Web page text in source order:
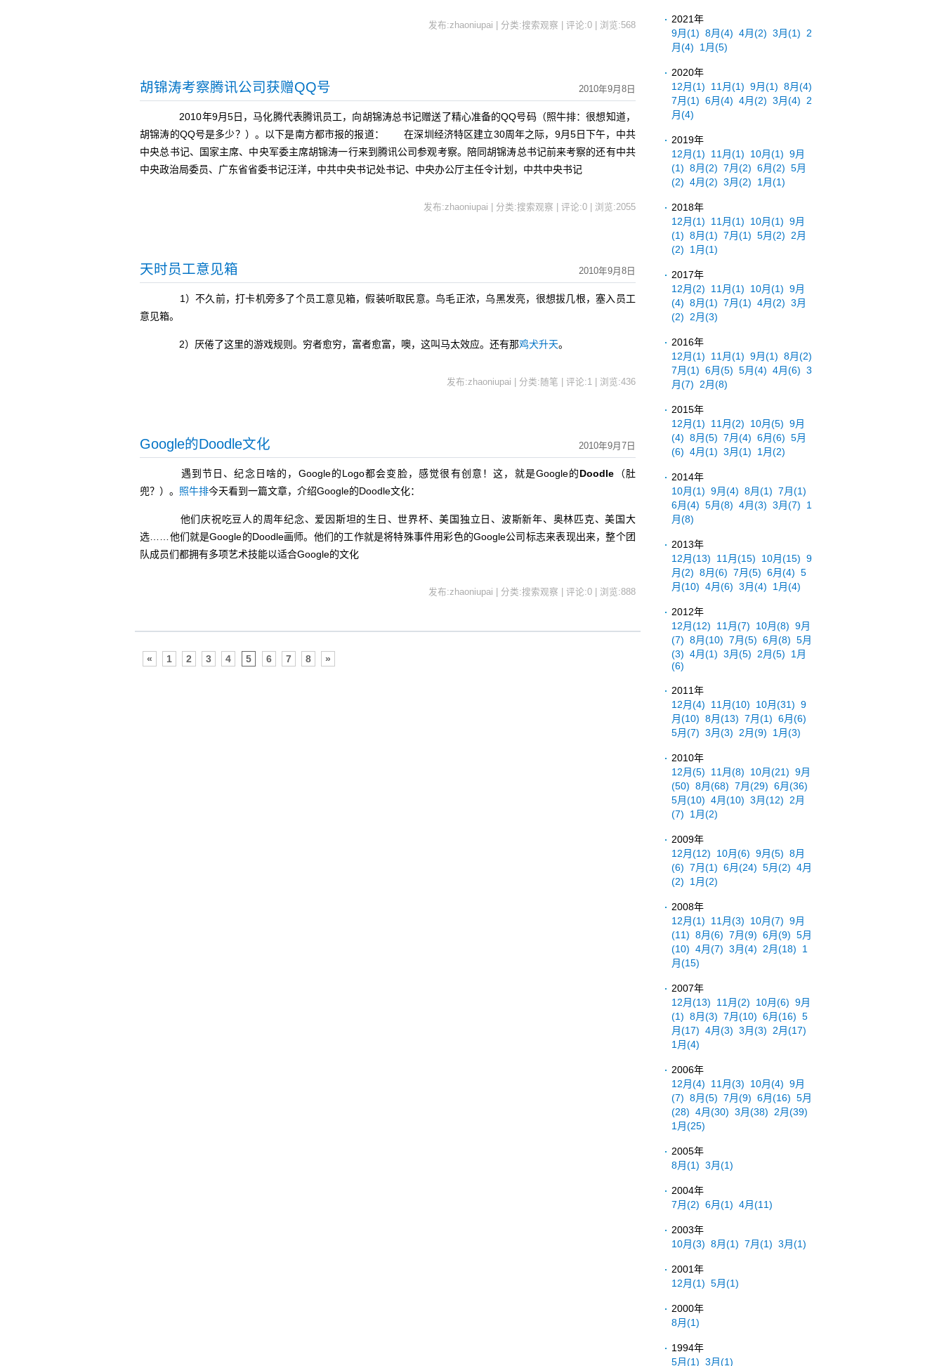
发布:zhaoniupai | 分类:搜索观察 | 评论:0 | 浏览:568
2010年9月8日
胡锦涛考察腾讯公司获赠QQ号
2010年9月5日，马化腾代表腾讯员工，向胡锦涛总书记赠送了精心准备的QQ号码（照牛排：很想知道，
胡锦涛的QQ号是多少？）。以下是南方都市报的报道： 在深圳经济特区建立30周年之际，9月5日下午，中共
中央总书记、国家主席、中央军委主席胡锦涛一行来到腾讯公司参观考察。陪同胡锦涛总书记前来考察的还有中共
中央政治局委员、广东省省委书记汪洋，中共中央书记处书记、中央办公厅主任令计划，中共中央书记
发布:zhaoniupai | 分类:搜索观察 | 评论:0 | 浏览:2055
2010年9月8日
天时员工意见箱
1）不久前，打卡机旁多了个员工意见箱，假装听取民意。鸟毛正浓，乌黑发亮，很想拔几根，塞入员工
意见箱。
2）厌倦了这里的游戏规则。穷者愈穷，富者愈富，噢，这叫马太效应。还有那鸡犬升天。
发布:zhaoniupai | 分类:随笔 | 评论:1 | 浏览:436
2010年9月7日
Google的Doodle文化
遇到节日、纪念日啥的，Google的Logo都会变脸，感觉很有创意！这，就是Google的Doodle （肚
兜？）。 照牛排今天看到一篇文章，介绍Google的Doodle文化：
他们庆祝吃豆人的周年纪念、爱因斯坦的生日、世界杯、美国独立日、波斯新年、奥林匹克、美国大
选……他们就是Google的Doodle画师。他们的工作就是将特殊事件用彩色的Google公司标志来表现出来，整个团
队成员们都拥有多项艺术技能以适合Google的文化
发布:zhaoniupai | 分类:搜索观察 | 评论:0 | 浏览:888
« 1 2 3 4 5 6 7 8 »
2021年
9月(1) 8月(4) 4月(2) 3月(1)
2
月(4) 1月(5)
2020年
12月(1) 11月(1) 9月(1) 8月(4)
7月(1) 6月(4) 4月(2) 3月(4)
2
月(4)
2019年
12月(1) 11月(1) 10月(1) 9月
(1) 8月(2) 7月(2) 6月(2) 5月
(2) 4月(2) 3月(2) 1月(1)
2018年
12月(1) 11月(1) 10月(1) 9月
(1) 8月(1) 7月(1) 5月(2)
2月
(2)
1月(1)
2017年
12月(2) 11月(1) 10月(1) 9月
(4) 8月(1) 7月(1) 4月(2) 3月
(2)
2月(3)
2016年
12月(1) 11月(1) 9月(1) 8月(2)
7月(1) 6月(5) 5月(4) 4月(6) 3
月(7) 2月(8)
2015年
12月(1) 11月(2) 10月(5) 9月
(4) 8月(5) 7月(4) 6月(6) 5月
(6) 4月(1) 3月(1) 1月(2)
2014年
10月(1) 9月(4) 8月(1) 7月(1)
6月(4) 5月(8) 4月(3) 3月(7)
1
月(8)
2013年
12月(13) 11月(15) 10月(15) 9
月(2) 8月(6) 7月(5) 6月(4) 5
月(10) 4月(6) 3月(4) 1月(4)
2012年
12月(12) 11月(7) 10月(8) 9月
(7) 8月(10) 7月(5) 6月(8) 5月
(3) 4月(1) 3月(5) 2月(5)
1月
(6)
2011年
12月(4) 11月(10) 10月(31) 9
月(10) 8月(13) 7月(1) 6月(6)
5月(7) 3月(3) 2月(9) 1月(3)
2010年
12月(5) 11月(8) 10月(21) 9月
(50) 8月(68) 7月(29) 6月(36)
5月(10) 4月(10) 3月(12)
2月
(7)
1月(2)
2009年
12月(12) 10月(6) 9月(5) 8月
(6) 7月(1) 6月(24) 5月(2) 4月
(2)
1月(2)
2008年
12月(1) 11月(3) 10月(7) 9月
(11) 8月(6) 7月(9) 6月(9) 5月
(10) 4月(7) 3月(4) 2月(18)
1
月(15)
2007年
12月(13) 11月(2) 10月(6) 9月
(1) 8月(3) 7月(10) 6月(16) 5
月(17) 4月(3) 3月(3) 2月(17)
1月(4)
2006年
12月(4) 11月(3) 10月(4) 9月
(7) 8月(5) 7月(9) 6月(16) 5月
(28) 4月(30) 3月(38) 2月(39)
1月(25)
2005年
8月(1) 3月(1)
2004年
7月(2) 6月(1) 4月(11)
2003年
10月(3) 8月(1) 7月(1) 3月(1)
2001年
12月(1) 5月(1)
2000年
8月(1)
1994年
5月(1) 3月(1)